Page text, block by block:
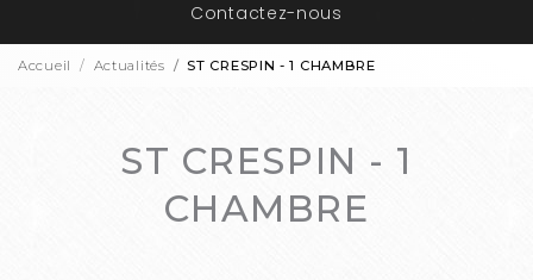
Contactez-nous
Accueil Actualités ST CRESPIN - 1 CHAMBRE
ST CRESPIN - 1
CHAMBRE